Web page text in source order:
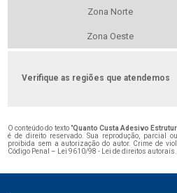
Zona Norte
Zona Oeste
Verifique as regiões que atendemos
O conteúdo do texto "Quanto Custa Adesivo
é de direito reservado. Sua reprodução, parcial
proibida sem a autorização do autor. Crime de
Código Penal – Lei 9610/98 - Lei de direitos autorais.